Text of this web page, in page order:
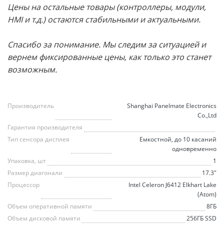
Цены на остальные товары (контроллеры, модули,
HMI и т.д.) остаются стабильными и актуальными.
Спасибо за понимание. Мы следим за ситуацией и
вернем фиксированные цены, как только это станет
возможным.
Производитель
Shanghai Panelmate Electronics
Co.,Ltd
Гарантия производителя
Тип сенсора дисплея
Емкостной, до 10 касаний
одновременно
Упаковка, шт
1
Размер диагонали
17.3"
Процессор
Intel Celeron J6412 Elkhart Lake
(Atom)
Объем оперативной памяти
8ГБ
Объем дисковой памяти
256ГБ SSD